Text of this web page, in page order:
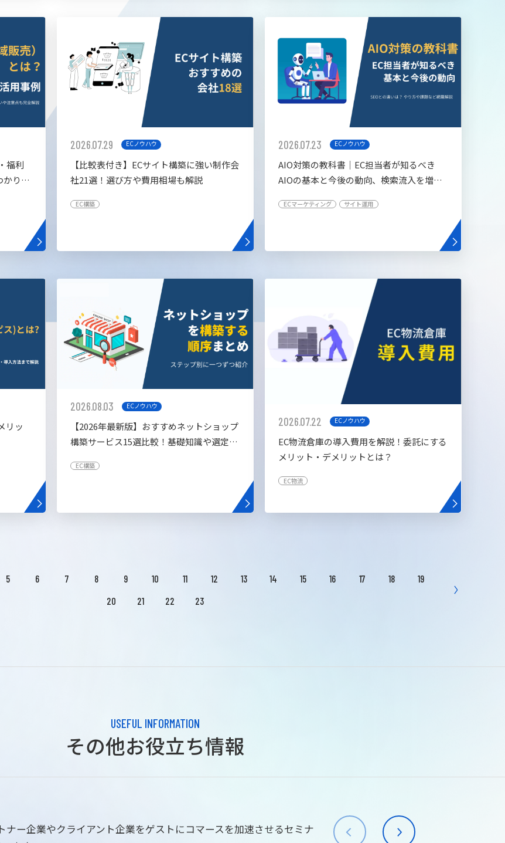
福利
かりや
2026.07.29 ECノウハウ
【比較表付き】ECサイト構築に強い制作会
社21選！選び方や費用相場も解説
EC構築
2026.07.23 ECノウハウ
AIO対策の教科書│EC担当者が知るべき
AIOの基本と今後の動向、検索流入を増や
ECマーケティング サイト運用
リッ
2026.08.03 ECノウハウ
【2026年最新版】おすすめネットショップ
構築サービス15選比較！基礎知識や選定基
EC構築
2026.07.22 ECノウハウ
EC物流倉庫の導入費用を解説！委託にする
メリット・デメリットとは？
EC物流
5 6 7 8 9 10 11 12 13 14 15 16 17 18
19
20
21 22 23
USEFUL INFORMATION
その他お役立ち情報
ナー企業やクライアント企業をゲストにコマースを加速させるセミナ